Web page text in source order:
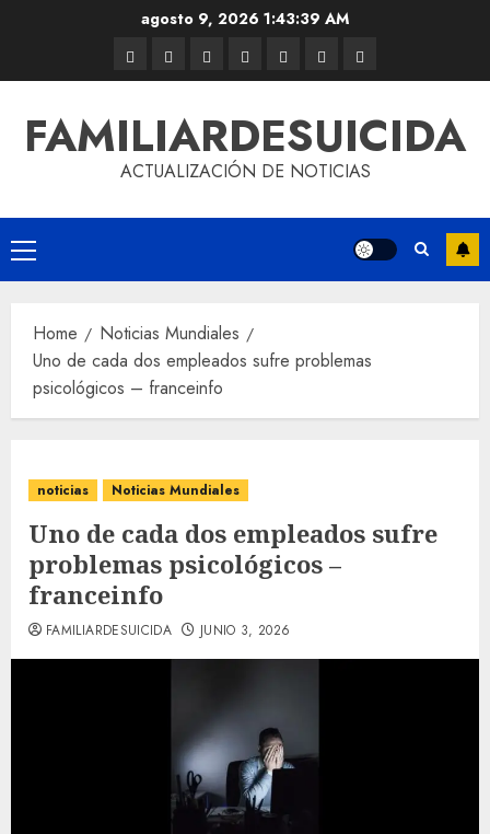
agosto 9, 2026 1:43:39 AM
FAMILIARDESUICIDA
ACTUALIZACIÓN DE NOTICIAS
Home
Noticias Mundiales
Uno de cada dos empleados sufre problemas
psicológicos – franceinfo
noticias Noticias Mundiales
Uno de cada dos empleados sufre
problemas psicológicos –
franceinfo
FAMILIARDESUICIDA JUNIO 3, 2026